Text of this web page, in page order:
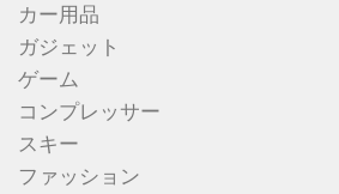
カー用品
ガジェット
ゲーム
コンプレッサー
スキー
ファッション